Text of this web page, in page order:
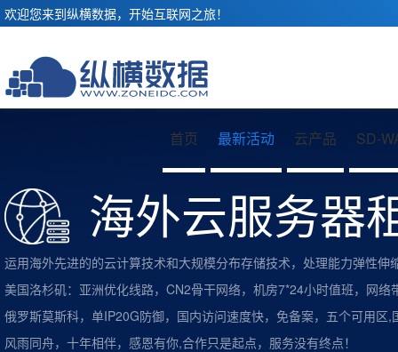
欢迎您来到纵横数据，开始互联网之旅！
首页 最新活动 云产品 SD-
海外云服务器
运用海外先进的的云计算技术和大规模分布存储技术，处理能力弹性伸
美国洛杉矶：亚洲优化线路，CN2骨干网络，机房7*24小时值班，网络
俄罗斯莫斯科，单IP20G防御，国内访问速度快，免备案，五个可用区
风雨同舟，十年相伴，感恩有你,合作只是起点，服务没有终点！